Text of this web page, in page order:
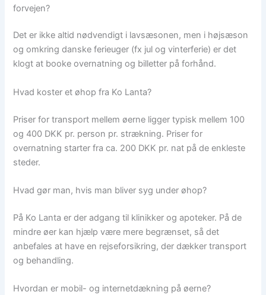
forvejen?
Det er ikke altid nødvendigt i lavsæsonen, men i højsæson
og omkring danske ferieuger (fx jul og vinterferie) er det
klogt at booke overnatning og billetter på forhånd.
Hvad koster et øhop fra Ko Lanta?
Priser for transport mellem øerne ligger typisk mellem 100
og 400 DKK pr. person pr. strækning. Priser for
overnatning starter fra ca. 200 DKK pr. nat på de enkleste
steder.
Hvad gør man, hvis man bliver syg under øhop?
På Ko Lanta er der adgang til klinikker og apoteker. På de
mindre øer kan hjælp være mere begrænset, så det
anbefales at have en rejseforsikring, der dækker transport
og behandling.
Hvordan er mobil- og internetdækning på øerne?